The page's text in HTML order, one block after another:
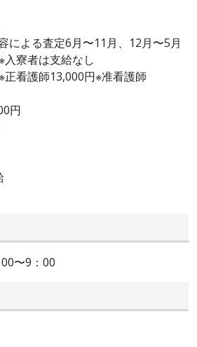
による査定6月〜11月、12月〜5月
寮者は支給なし
看護師13,000円※准看護師
円
〜9：00